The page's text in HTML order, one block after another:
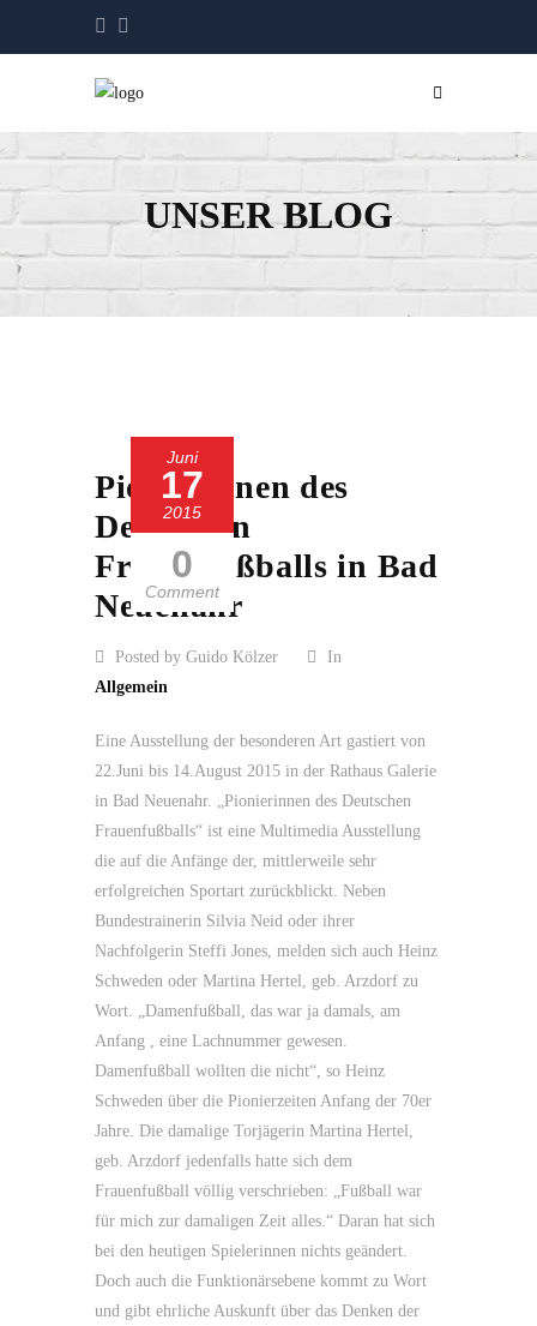
UNSER BLOG
Juni
17
2015
0
Comment
Pionierinnen des
Deutschen
Frauenfußballs in Bad
Neuenahr
Posted by Guido Kölzer
In
Allgemein
Eine Ausstellung der besonderen Art gastiert von
22.Juni bis 14.August 2015 in der Rathaus Galerie
in Bad Neuenahr. „Pionierinnen des Deutschen
Frauenfußballs“ ist eine Multimedia Ausstellung
die auf die Anfänge der, mittlerweile sehr
erfolgreichen Sportart zurückblickt. Neben
Bundestrainerin Silvia Neid oder ihrer
Nachfolgerin Steffi Jones, melden sich auch Heinz
Schweden oder Martina Hertel, geb. Arzdorf zu
Wort. „Damenfußball, das war ja damals, am
Anfang , eine Lachnummer gewesen.
Damenfußball wollten die nicht“, so Heinz
Schweden über die Pionierzeiten Anfang der 70er
Jahre. Die damalige Torjägerin Martina Hertel,
geb. Arzdorf jedenfalls hatte sich dem
Frauenfußball völlig verschrieben: „Fußball war
für mich zur damaligen Zeit alles.“ Daran hat sich
bei den heutigen Spielerinnen nichts geändert.
Doch auch die Funktionärsebene kommt zu Wort
und gibt ehrliche Auskunft über das Denken der